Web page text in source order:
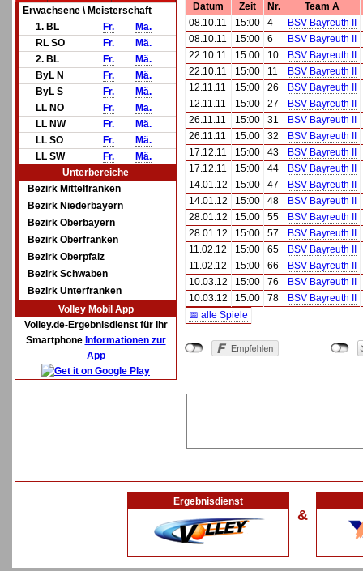
Erwachsene \ Meisterschaft
1. BL
Fr.
Mä.
RL SO
Fr.
Mä.
2. BL
Fr.
Mä.
ByL N
Fr.
Mä.
ByL S
Fr.
Mä.
LL NO
Fr.
Mä.
LL NW
Fr.
Mä.
LL SO
Fr.
Mä.
LL SW
Fr.
Mä.
Unterbereiche
Bezirk Mittelfranken
Bezirk Niederbayern
Bezirk Oberbayern
Bezirk Oberfranken
Bezirk Oberpfalz
Bezirk Schwaben
Bezirk Unterfranken
Volley Mobil App
Volley.de-Ergebnisdienst für Ihr
Smartphone Informationen zur
App
Datum Zeit Nr.
Team A
08.10.11
15:00 4
BSV Bayreuth II
08.10.11
15:00 6
BSV Bayreuth II
22.10.11
15:00 10
BSV Bayreuth II
22.10.11
15:00 11
BSV Bayreuth II
12.11.11
15:00 26
BSV Bayreuth II
12.11.11
15:00 27
BSV Bayreuth II
26.11.11
15:00 31
BSV Bayreuth II
26.11.11
15:00 32
BSV Bayreuth II
17.12.11
15:00 43
BSV Bayreuth II
17.12.11
15:00 44
BSV Bayreuth II
14.01.12
15:00 47
BSV Bayreuth II
14.01.12
15:00 48
BSV Bayreuth II
28.01.12
15:00 55
BSV Bayreuth II
28.01.12
15:00 57
BSV Bayreuth II
11.02.12
15:00 65
BSV Bayreuth II
11.02.12
15:00 66
BSV Bayreuth II
10.03.12
15:00 76
BSV Bayreuth II
10.03.12
15:00 78
BSV Bayreuth II
📅 alle Spiele
Ergebnisdienst
&